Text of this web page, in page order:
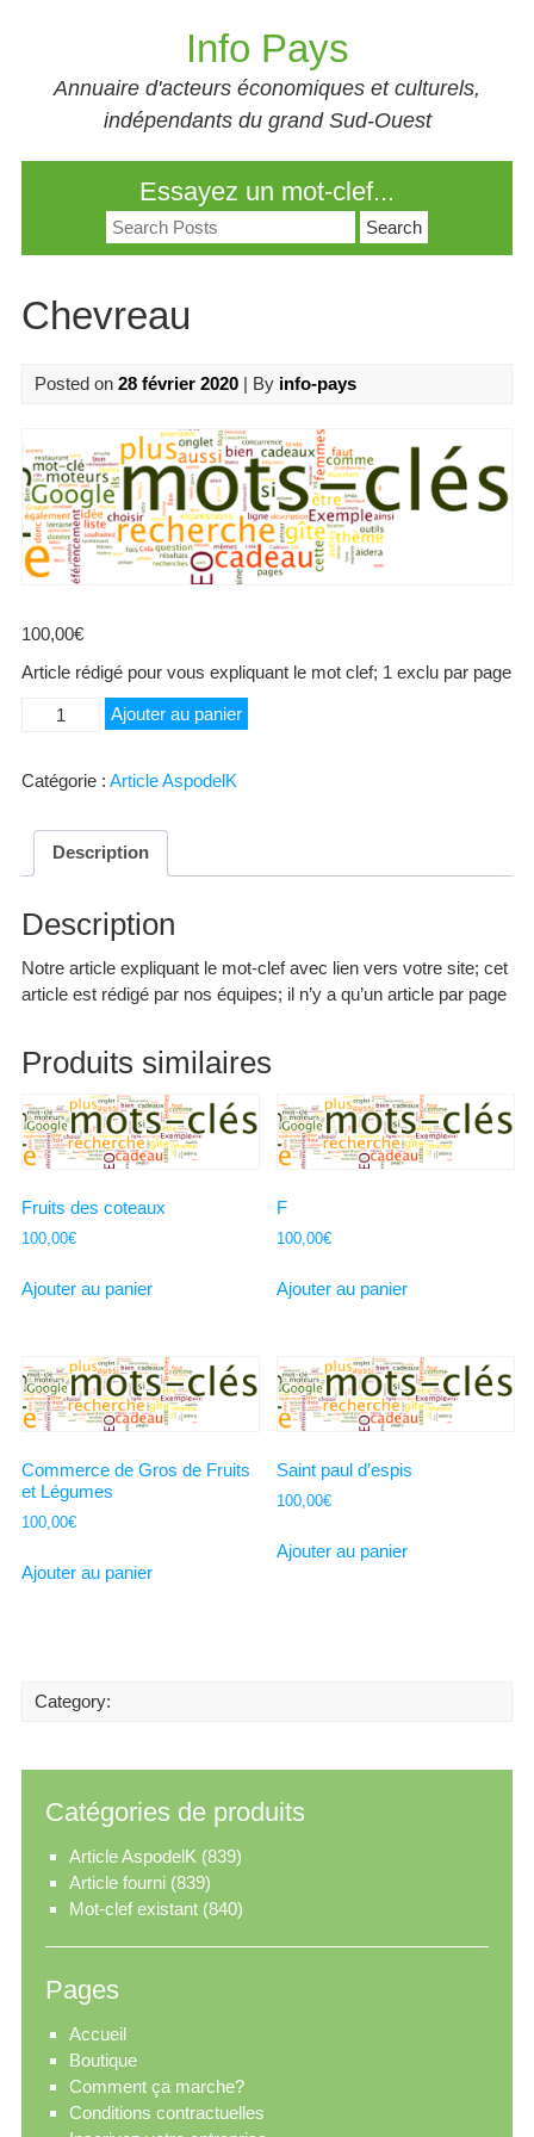
Info Pays
Annuaire d'acteurs économiques et culturels,
indépendants du grand Sud-Ouest
Essayez un mot-clef...
Search
for:
Chevreau
Posted on 28 février 2020| By info-pays
100,00€
Article rédigé pour vous expliquant le mot clef; 1 exclu par page
quantité
Ajouter au panier
Catégorie : Article AspodelK
Description
Description
Notre article expliquant le mot-clef avec lien vers votre site; cet
article est rédigé par nos équipes; il n’y a qu’un article par page
Produits similaires
Fruits des coteaux
100,00€
Ajouter au panier
F
100,00€
Ajouter au panier
Commerce de Gros de Fruits
et Légumes
100,00€
Ajouter au panier
Saint paul d’espis
100,00€
Ajouter au panier
Category:
Catégories de produits
Article AspodelK (839)
Article fourni (839)
Mot-clef existant (840)
Pages
Accueil
Boutique
Comment ça marche?
Conditions contractuelles